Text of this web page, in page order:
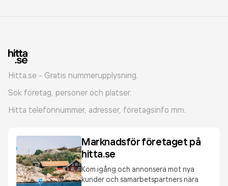
Hitta.se - Gratis nummerupplysning.
Sök företag, personer och platser.
Hitta telefonnummer, adresser, företagsinfo mm.
Marknadsför företaget på
hitta.se
Kom igång och annonsera mot nya
kunder och samarbetspartners nära